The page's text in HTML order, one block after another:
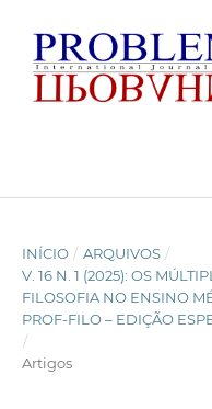
INÍCIO / ARQUIVOS /
V. 16 N. 1 (2025): OS
FILOSOFIA NO ENSINO
PROF-FILO – EDIÇÃO
/
Artigos